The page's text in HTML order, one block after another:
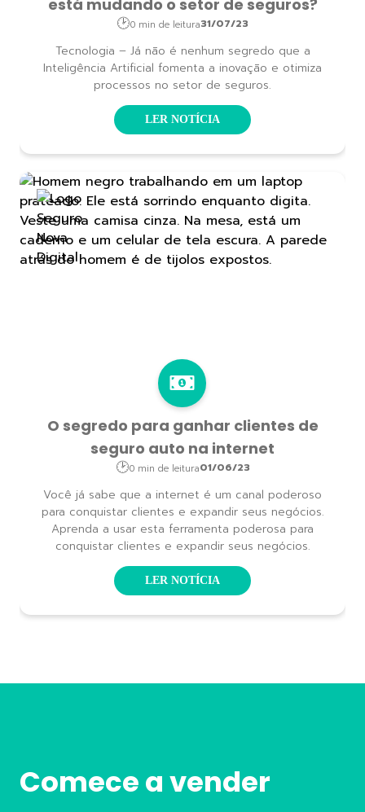
está mudando o setor de seguros?
0 min de leitura31/07/23
Tecnologia – Já não é nenhum segredo que a
Inteligência Artificial fomenta a inovação e otimiza
processos no setor de seguros.
LER NOTÍCIA
O segredo para ganhar clientes de
seguro auto na internet
0 min de leitura01/06/23
Você já sabe que a internet é um canal poderoso
para conquistar clientes e expandir seus negócios.
Aprenda a usar esta ferramenta poderosa para
conquistar clientes e expandir seus negócios.
LER NOTÍCIA
Comece a vender